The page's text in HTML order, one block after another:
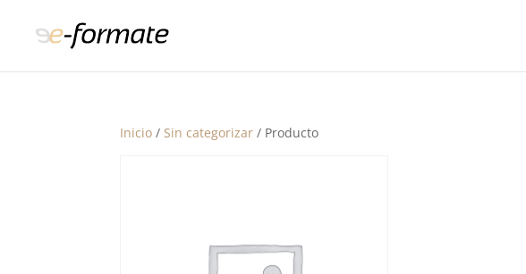
Inicio / Sin categorizar / Producto